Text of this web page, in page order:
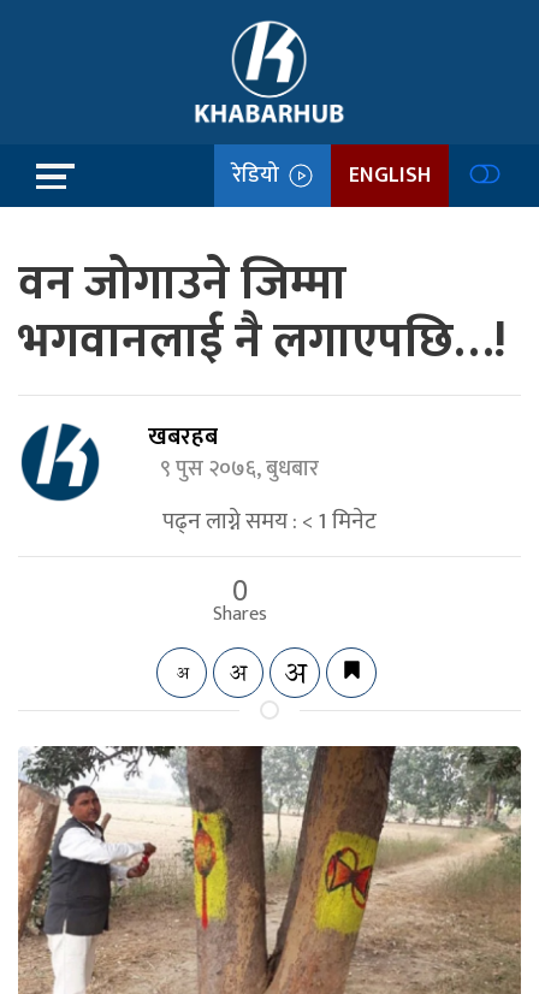
रेडियो ENGLISH
वन जोगाउने जिम्मा
भगवानलाई नै लगाएपछि…!
खबरहब
९ पुस २०७६, बुधबार
पढ्न लाग्ने समय :< 1मिनेट
0
Shares